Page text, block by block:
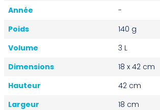
Année
-
Poids
140 g
Volume
3 L
Dimensions
18 x 42 cm
Hauteur
42 cm
Largeur
18 cm